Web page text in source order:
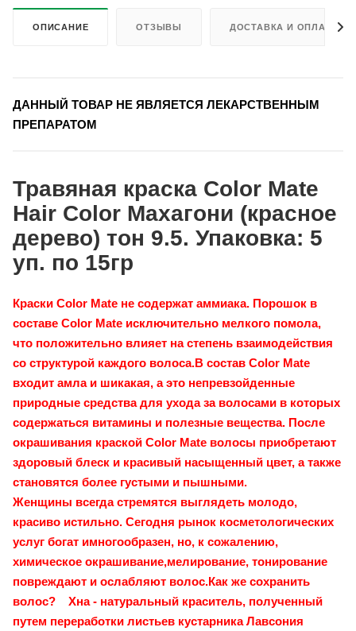
ОПИСАНИЕ ОТЗЫВЫ ДОСТАВКА И ОПЛАТА
ДАННЫЙ ТОВАР НЕ ЯВЛЯЕТСЯ ЛЕКАРСТВЕННЫМ
ПРЕПАРАТОМ
Травяная краска Color Mate
Hair Color Махагони (красное
дерево) тон 9.5. Упаковка: 5
уп. по 15гр
Краски Color Mate не содержат аммиака. Порошок в
составе Color Mate исключительно мелкого помола,
что положительно влияет на степень взаимодействия
со структурой каждого волоса.В состав Color Mate
входит амла и шикакая, а это непревзойденные
природные средства для ухода за волосами в которых
содержаться витамины и полезные вещества. После
окрашивания краской Color Mate волосы приобретают
здоровый блеск и красивый насыщенный цвет, а также
становятся более густыми и пышными.
Женщины всегда стремятся выглядеть молодо,
красиво истильно. Сегодня рынок косметологических
услуг богат имногообразен, но, к сожалению,
химическое окрашивание,мелирование, тонирование
повреждают и ослабляют волос.Как же сохранить
волос? Хна - натуральный краситель, полученный
путем переработки листьев кустарника Лавсония